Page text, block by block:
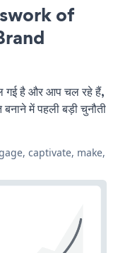
of
गई है और आप चल रहे हैं,
में पहली बड़ी चुनौती
captivate, make,